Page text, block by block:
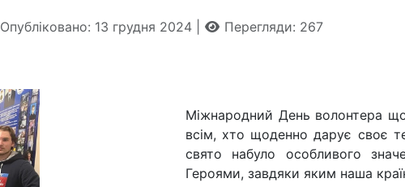
Опубліковано: 13 грудня 2024 Перегляди: 267
Міжнародний День волонтера
всім, хто щоденно дарує своє
свято набуло особливого
Героями, завдяки яким наша